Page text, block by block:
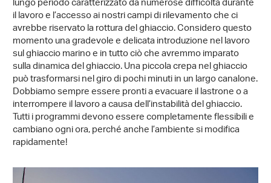
il lavoro e l’accesso ai nostri campi di rilevamento che ci
avrebbe riservato la rottura del ghiaccio. Considero questo
momento una gradevole e delicata introduzione nel lavoro
sul ghiaccio marino e in tutto ciò che avremmo imparato
sulla dinamica del ghiaccio. Una piccola crepa nel ghiaccio
può trasformarsi nel giro di pochi minuti in un largo canalone.
Dobbiamo sempre essere pronti a evacuare il lastrone o a
interrompere il lavoro a causa dell’instabilità del ghiaccio.
Tutti i programmi devono essere completamente flessibili e
cambiano ogni ora, perché anche l’ambiente si modifica
rapidamente!